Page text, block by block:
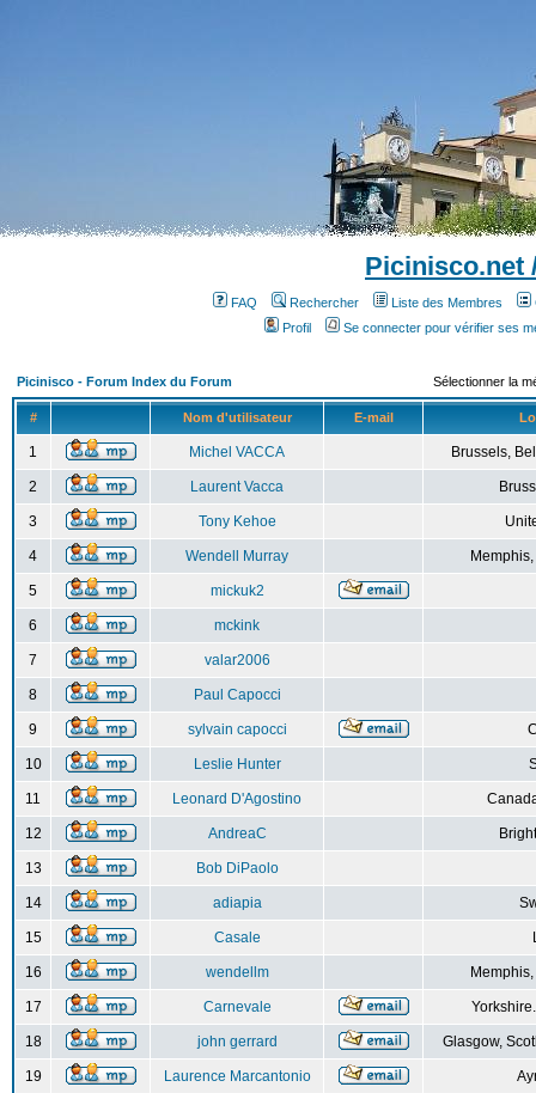
Picinisco.net
FAQ Rechercher Liste des Membres
Profil
Se connecter pour vérifier ses
Picinisco - Forum Index du Forum Sélectionner la
# Nom d'utilisateur E-mail
1 Michel VACCA Brussels,
2 Laurent Vacca
3 Tony Kehoe
4 Wendell Murray
5 mickuk2
6 mckink
7 valar2006
8 Paul Capocci
9 sylvain capocci
10 Leslie Hunter
11 Leonard D'Agostino
12 AndreaC
13 Bob DiPaolo
14 adiapia
15 Casale
16 wendellm
17 Carnevale
18 john gerrard Glasgow,
19 Laurence Marcantonio